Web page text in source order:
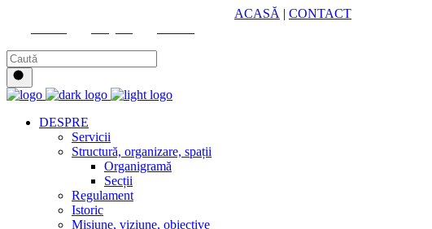
ACASĂ | CONTACT
DESPRE
Servicii
Structură, organizare, spații
Organigramă
Secții
Regulament
Istoric
Misiune, viziune, obiective